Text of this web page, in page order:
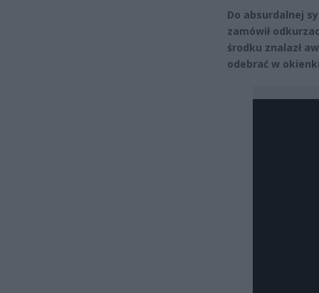
Do absurdalnej
zamówił
środku znalazł
odebrać w